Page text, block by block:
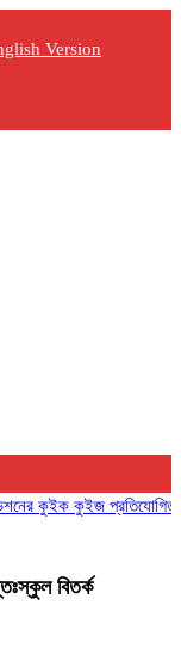
Version
কুইক কুইজ প্রতিযোগিতা
বিতর্ক